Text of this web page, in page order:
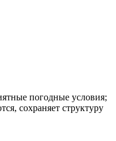
погодные условия;
сохраняет структуру